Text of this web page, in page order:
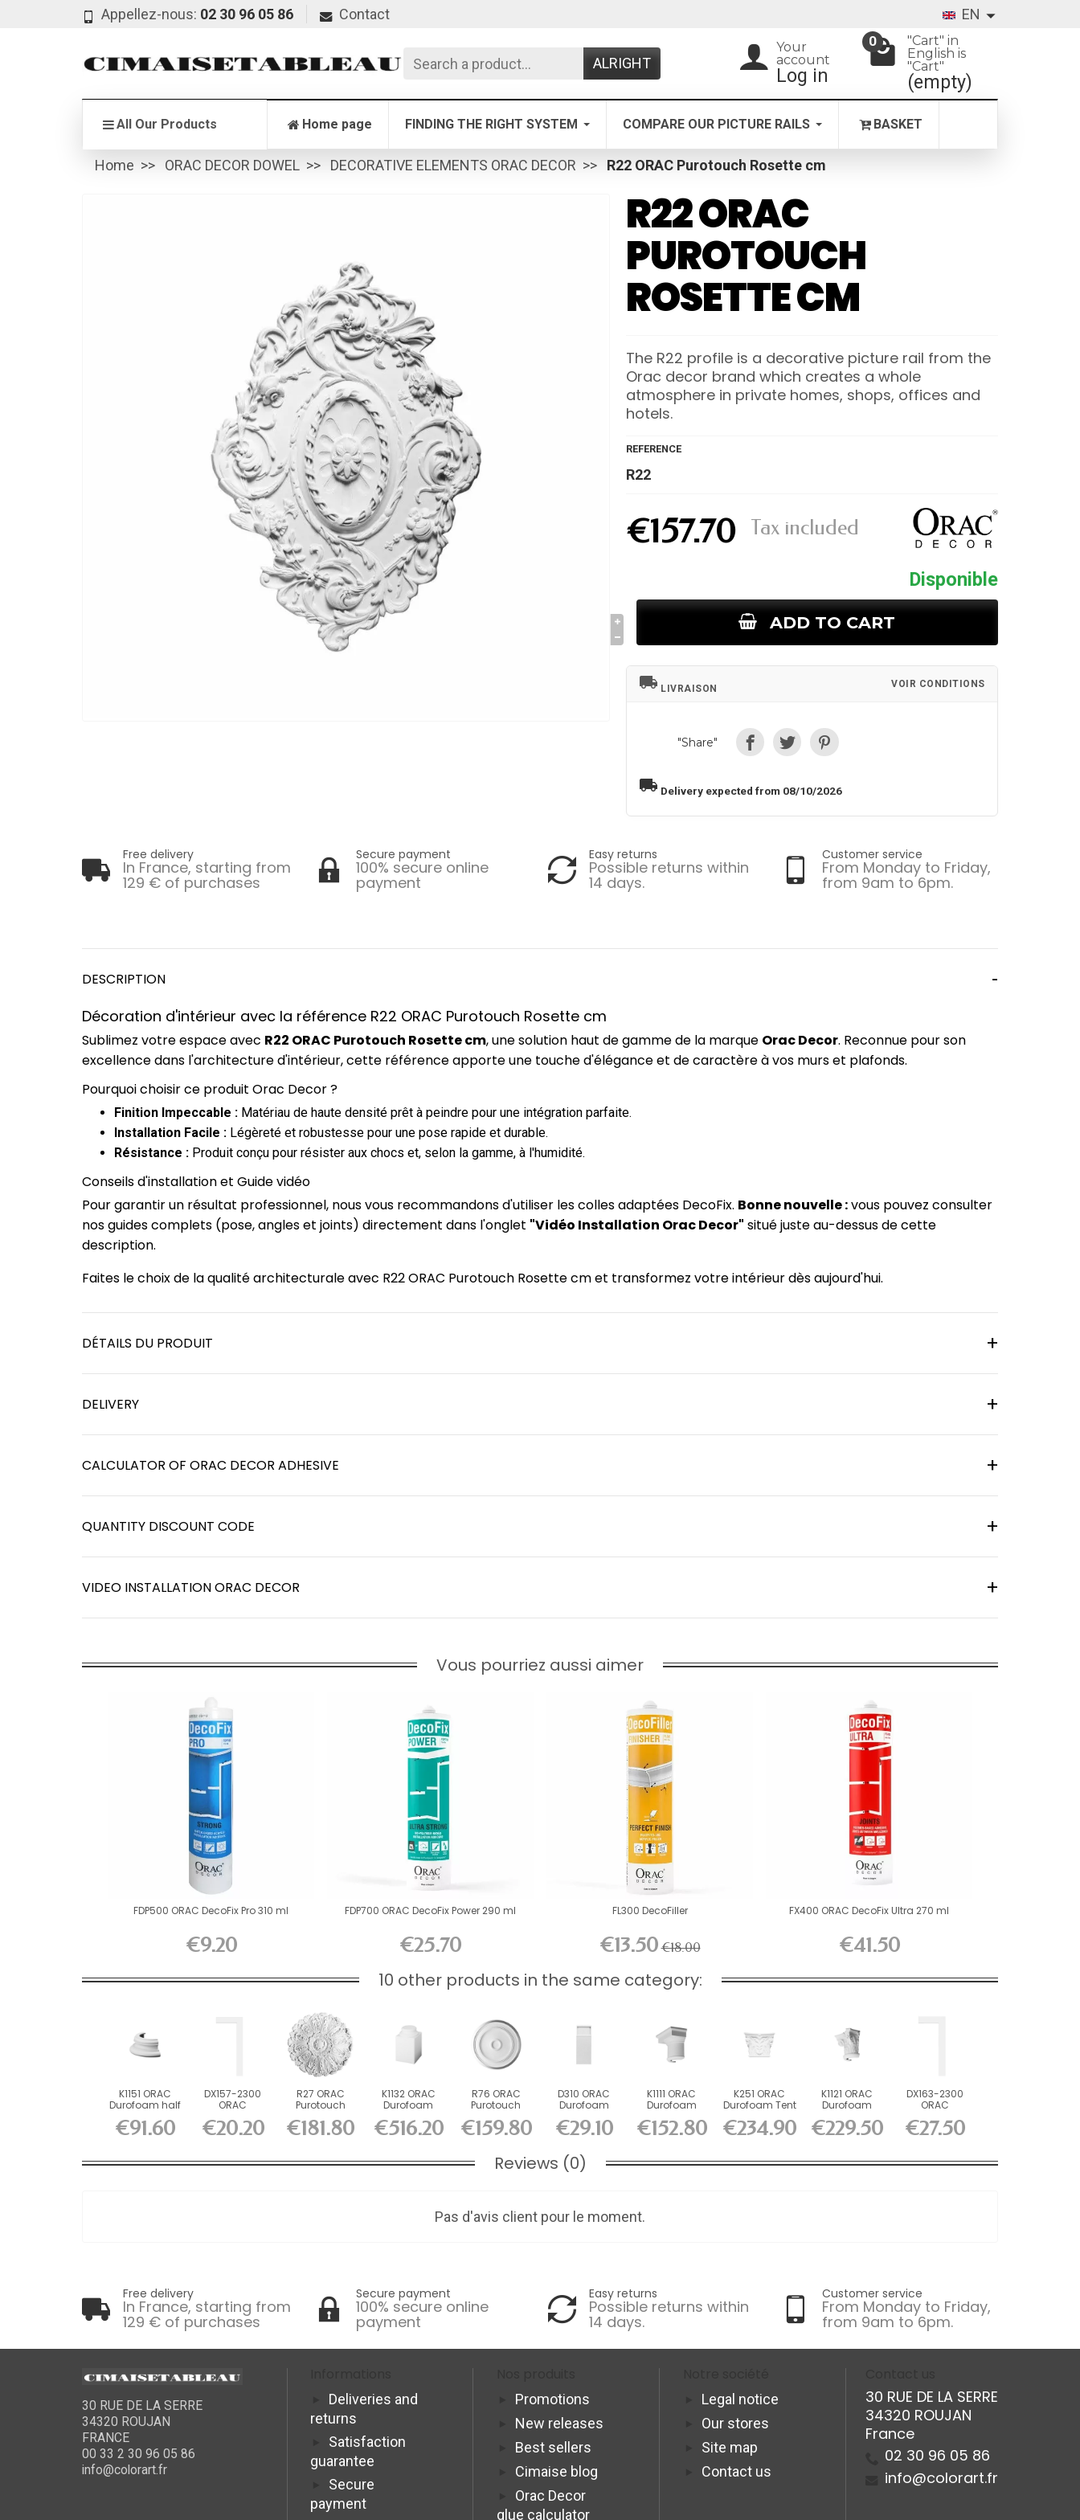
Appellez-nous: 02 30 96 05 86 Contact EN
ALRIGHT
Your
account
Log in
0
"Cart" in
English is
"Cart"
(empty)
All Our Products Home page FINDING THE RIGHT SYSTEM COMPARE OUR PICTURE RAILS BASKET
Home ORAC DECOR DOWEL DECORATIVE ELEMENTS ORAC DECOR R22 ORAC Purotouch Rosette cm
R22 ORAC
PUROTOUCH
ROSETTE CM
The R22 profile is a decorative picture rail from the
Orac decor brand which creates a whole
atmosphere in private homes, shops, offices and
hotels.
REFERENCE
R22
€157.70 Tax included
Disponible
ADD TO CART
local_shipping LIVRAISON VOIR CONDITIONS
"Share"
local_shipping Delivery expected from 08/10/2026
Free delivery
In France, starting from
129 € of purchases
Secure payment
100% secure online
payment
Easy returns
Possible returns within
14 days.
Customer service
From Monday to Friday,
from 9am to 6pm.
DESCRIPTION
Décoration d'intérieur avec la référence R22 ORAC Purotouch Rosette cm
Sublimez votre espace avec R22 ORAC Purotouch Rosette cm, une solution haut de gamme de la marque Orac Decor. Reconnue pour son
excellence dans l'architecture d'intérieur, cette référence apporte une touche d'élégance et de caractère à vos murs et plafonds.
Pourquoi choisir ce produit Orac Decor ?
Finition Impeccable : Matériau de haute densité prêt à peindre pour une intégration parfaite.
Installation Facile : Légèreté et robustesse pour une pose rapide et durable.
Résistance : Produit conçu pour résister aux chocs et, selon la gamme, à l'humidité.
Conseils d'installation et Guide vidéo
Pour garantir un résultat professionnel, nous vous recommandons d'utiliser les colles adaptées DecoFix. Bonne nouvelle :vous pouvez consulter
nos guides complets (pose, angles et joints) directement dans l'onglet "Vidéo Installation Orac Decor" situé juste au-dessus de cette
description.
Faites le choix de la qualité architecturale avec R22 ORAC Purotouch Rosette cm et transformez votre intérieur dès aujourd'hui.
DÉTAILS DU PRODUIT
DELIVERY
CALCULATOR OF ORAC DECOR ADHESIVE
QUANTITY DISCOUNT CODE
VIDEO INSTALLATION ORAC DECOR
Vous pourriez aussi aimer
FDP500 ORAC DecoFix Pro 310 ml
€9.20
FDP700 ORAC DecoFix Power 290 ml
€25.70
FL300 DecoFiller
€13.50 €18.00
FX400 ORAC DecoFix Ultra 270 ml
€41.50
10 other products in the same category:
K1151 ORAC
Durofoam half
H12.5...
€91.60
DX157-2300
ORAC
Multifunction...
€20.20
R27 ORAC
Purotouch
€181.80
K1132 ORAC
Durofoam
H57.5 x L35 cm
€516.20
R76 ORAC
Purotouch
€159.80
D310 ORAC
Durofoam
H24.9 x...
€29.10
K1111 ORAC
Durofoam
x H30...
€152.80
K251 ORAC
Durofoam Tent
€234.90
K1121 ORAC
Durofoam
H30 x...
€229.50
DX163-2300
ORAC
Multifunction...
€27.50
Reviews (0)
Pas d'avis client pour le moment.
Free delivery
In France, starting from
129 € of purchases
Secure payment
100% secure online
payment
Easy returns
Possible returns within
14 days.
Customer service
From Monday to Friday,
from 9am to 6pm.
30 RUE DE LA SERRE
34320 ROUJAN
FRANCE
00 33 2 30 96 05 86
info@colorart.fr
Deliveries and
returns
Satisfaction
guarantee
Secure
payment
Promotions
New releases
Best sellers
Cimaise blog
Orac Decor
glue calculator
Legal notice
Our stores
Site map
Contact us
30 RUE DE LA SERRE
34320 ROUJAN
France
02 30 96 05 86
info@colorart.fr